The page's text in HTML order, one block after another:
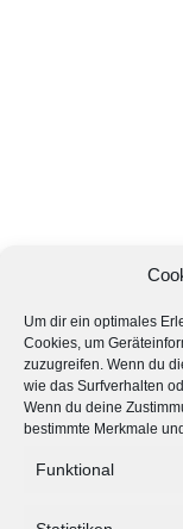
Um dir ein optimales
Cookies, um
zuzugreifen. Wenn du
wie das Surfverhalten
Wenn du deine
bestimmte Merkmale
Funktional